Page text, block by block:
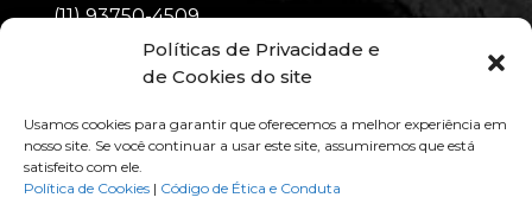
Políticas de Privacidade e
de Cookies do site
Usamos cookies para garantir que oferecemos a melhor experiência em
nosso site. Se você continuar a usar este site, assumiremos que está
satisfeito com ele.
Política de Cookies | Código de Ética e Conduta
(11) 93750-4509
Filial Nova Iguaçu/RJ